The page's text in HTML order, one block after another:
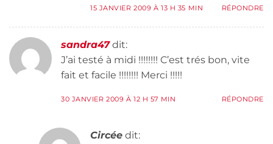
15 JANVIER 2009 À 13 H 35 MIN RÉPONDRE
sandra47 dit:
J’ai testé à midi !!!!!!!! C’est trés bon, vite
fait et facile !!!!!!!! Merci !!!!!
30 JANVIER 2009 À 12 H 57 MIN RÉPONDRE
Circée dit: